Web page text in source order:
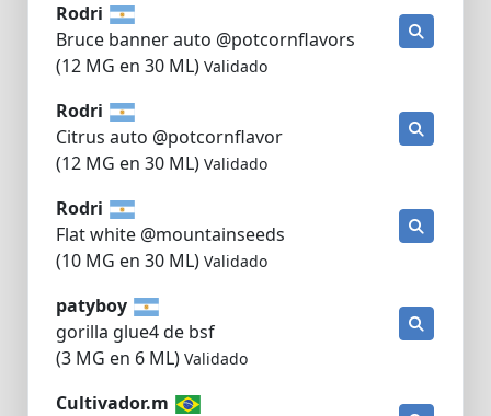
Rodri
Bruce banner auto @potcornflavors
(12 MG en 30 ML)Validado
Rodri
Citrus auto @potcornflavor
(12 MG en 30 ML)Validado
Rodri
Flat white @mountainseeds
(10 MG en 30 ML)Validado
patyboy
gorilla glue4 de bsf
(3 MG en 6 ML)Validado
Cultivador.m